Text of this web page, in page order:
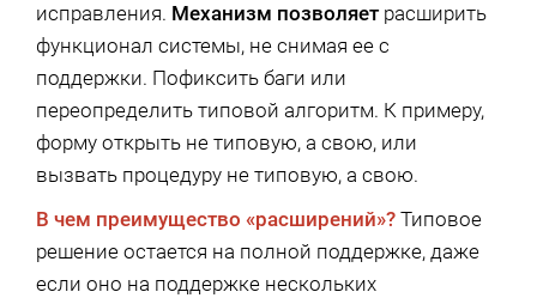
исправления. Механизм позволяетрасширить
функционал системы, не снимая ее с
поддержки. Пофиксить баги или
переопределить типовой алгоритм. К примеру,
форму открыть не типовую, а свою, или
вызвать процедуру не типовую, а свою.
В чем преимущество «расширений»? Типовое
решение остается на полной поддержке, даже
если оно на поддержке нескольких